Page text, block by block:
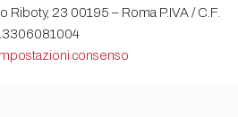
Riboty, 23 00195 – Roma P.IVA / C.F.
consenso